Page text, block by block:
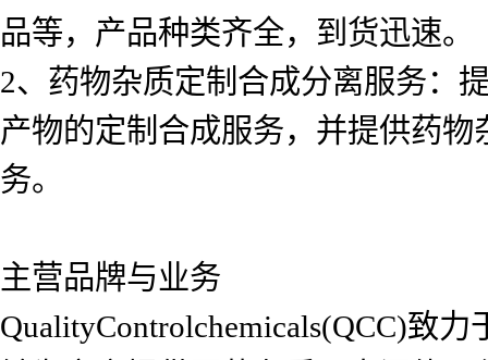
品等，产品种类齐全，到货迅速。
2、药物杂质定制合成分离服务：
产物的定制合成服务，并提供药
务。
主营品牌与业务
QualityControlchemicals(QCC)致